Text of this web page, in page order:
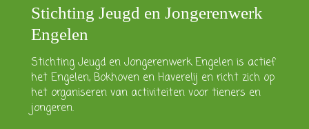
Stichting Jeugd en Jongerenwerk
Engelen
Stichting Jeugd en Jongerenwerk Engelen is actief
het Engelen, Bokhoven en Haverelij en richt zich op
het organiseren van activiteiten voor tieners en
jongeren.